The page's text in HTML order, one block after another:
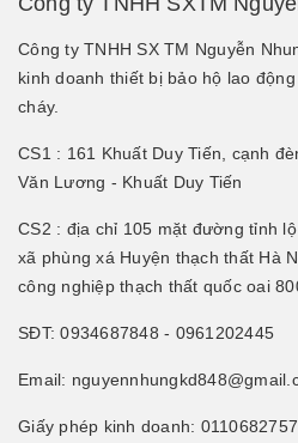
Công ty TNHH SX TM Nguyễn
kinh doanh thiết bị bảo hộ lao
cháy.
CS1 : 161 Khuất Duy Tiến, cạnh
Văn Lương - Khuất Duy Tiến
CS2 : địa chỉ 105 mặt đường tỉnh
xã phùng xá Huyện thạch thất Hà
công nghiệp thạch thất quốc oai
SĐT: 0934687848 - 0961202445
Email:
Giấy phép kinh doanh: 0110682757